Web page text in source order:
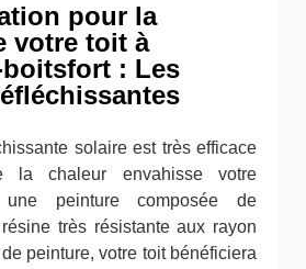
pour la
votre toit à
boitsfort : Les
solaire est très efficace
la chaleur envahisse votre
une peinture composée de
très résistante aux rayon
peinture, votre toit bénéficiera